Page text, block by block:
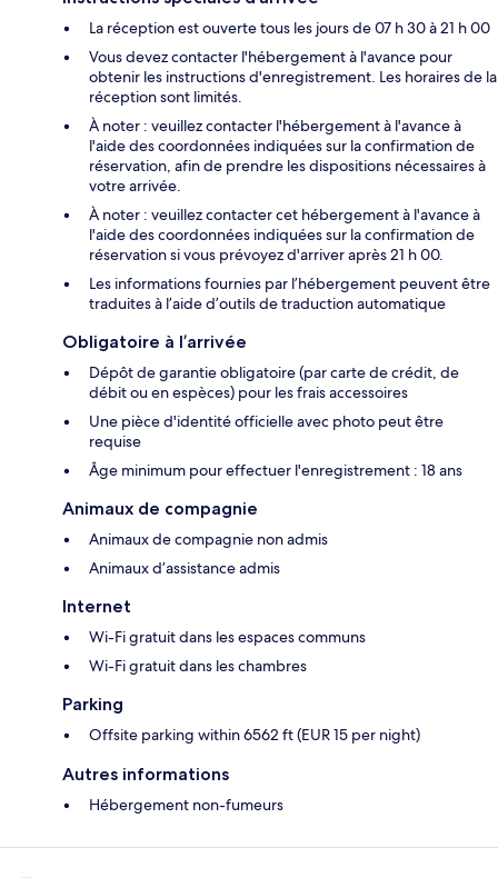
La réception est ouverte tous les jours de 07 h 30 à 21 h 00
Vous devez contacter l'hébergement à l'avance pour
obtenir les instructions d'enregistrement. Les horaires de la
réception sont limités.
À noter : veuillez contacter l'hébergement à l'avance à
l'aide des coordonnées indiquées sur la confirmation de
réservation, afin de prendre les dispositions nécessaires à
votre arrivée.
À noter : veuillez contacter cet hébergement à l'avance à
l'aide des coordonnées indiquées sur la confirmation de
réservation si vous prévoyez d'arriver après 21 h 00.
Les informations fournies par l’hébergement peuvent être
traduites à l’aide d’outils de traduction automatique
Obligatoire à l’arrivée
Dépôt de garantie obligatoire (par carte de crédit, de
débit ou en espèces) pour les frais accessoires
Une pièce d'identité officielle avec photo peut être
requise
Âge minimum pour effectuer l'enregistrement : 18 ans
Animaux de compagnie
Animaux de compagnie non admis
Animaux d’assistance admis
Internet
Wi-Fi gratuit dans les espaces communs
Wi-Fi gratuit dans les chambres
Parking
Offsite parking within 6562 ft (EUR 15 per night)
Autres informations
Hébergement non-fumeurs